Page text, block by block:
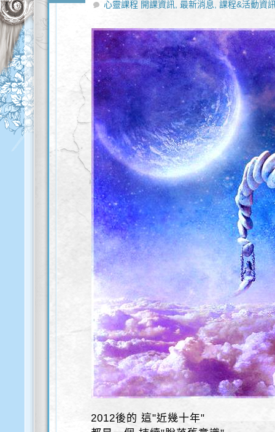
心靈課程 開課資訊,最新消息,課程&活動資
2012後的 這"近幾十年"